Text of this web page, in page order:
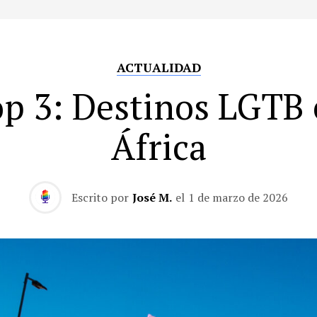
ACTUALIDAD
3: Destinos LGTB
África
Escrito por José M. el 1 de marzo de 2026